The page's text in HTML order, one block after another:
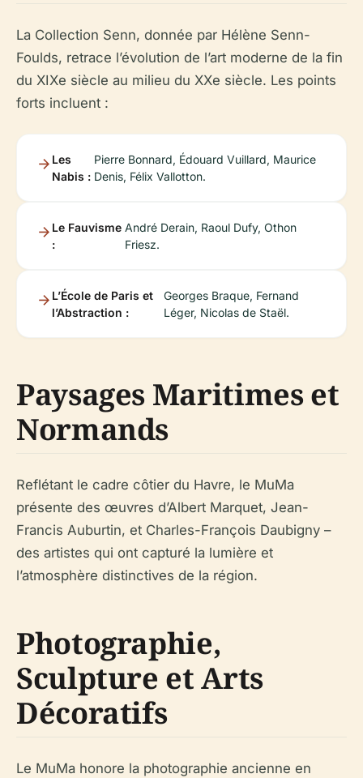
La Collection Senn, donnée par Hélène Senn-
Foulds, retrace l’évolution de l’art moderne de la fin
du XIXe siècle au milieu du XXe siècle. Les points
forts incluent :
Les
Nabis :
Pierre Bonnard, Édouard Vuillard, Maurice
Denis, Félix Vallotton.
Le Fauvisme
:
André Derain, Raoul Dufy, Othon
Friesz.
L’École de Paris et
l’Abstraction :
Georges Braque, Fernand
Léger, Nicolas de Staël.
Paysages Maritimes et
Normands
Reflétant le cadre côtier du Havre, le MuMa
présente des œuvres d’Albert Marquet, Jean-
Francis Auburtin, et Charles-François Daubigny –
des artistes qui ont capturé la lumière et
l’atmosphère distinctives de la région.
Photographie,
Sculpture et Arts
Décoratifs
Le MuMa honore la photographie ancienne en